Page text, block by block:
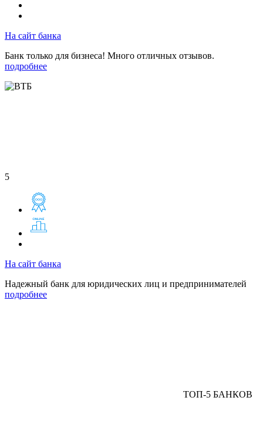
На сайт банка
Банк только для бизнеса! Много отличных отзывов.
подробнее
5
На сайт банка
Надежный банк для юридических лиц и предпринимателей
подробнее
ТОП-5 БАНКОВ